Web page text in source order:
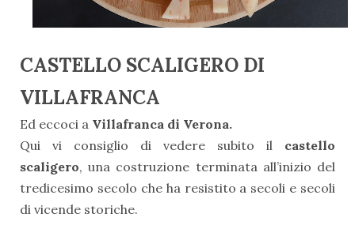
CASTELLO SCALIGERO DI
VILLAFRANCA
Ed eccoci a Villafranca di Verona.
Qui vi consiglio di vedere subito il castello
scaligero, una costruzione terminata all’inizio del
tredicesimo secolo che ha resistito a secoli e secoli
di vicende storiche.